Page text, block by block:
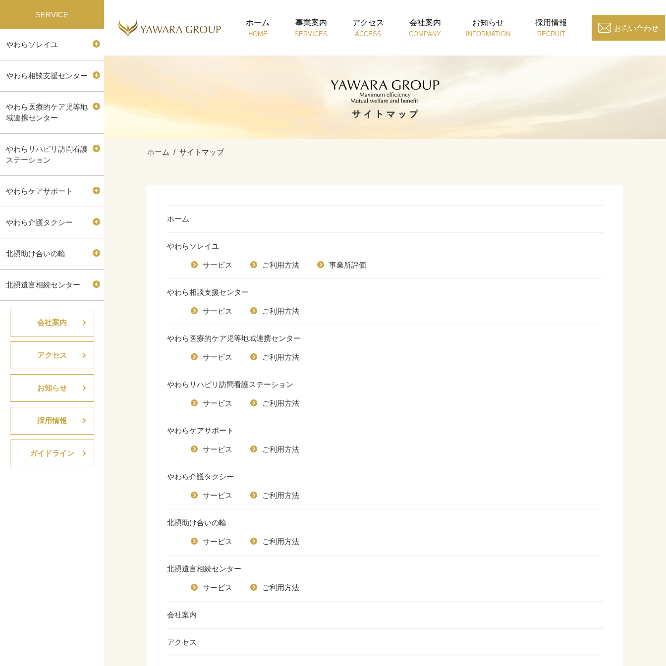
ホーム
HOME
事業案内
SERVICES
アクセス
ACCESS
会社案内
COMPANY
お知らせ
INFORMATION
採用情報
RECRUIT
お問い合わせ
ホーム サイトマップ
ホーム
やわらソレイユ
サービス ご利用方法 事業所評価
やわら相談支援センター
サービス ご利用方法
やわら医療的ケア児等地域連携センター
サービス ご利用方法
やわらリハビリ訪問看護ステーション
サービス ご利用方法
やわらケアサポート
サービス ご利用方法
やわら介護タクシー
サービス ご利用方法
北摂助け合いの輪
サービス ご利用方法
北摂遺言相続センター
サービス ご利用方法
会社案内
アクセス
SERVICE
やわらソレイユ
やわら相談支援センター
やわら医療的ケア児等地
域連携センター
やわらリハビリ訪問看護
ステーション
やわらケアサポート
やわら介護タクシー
北摂助け合いの輪
北摂遺言相続センター
会社案内
アクセス
お知らせ
採用情報
ガイドライン